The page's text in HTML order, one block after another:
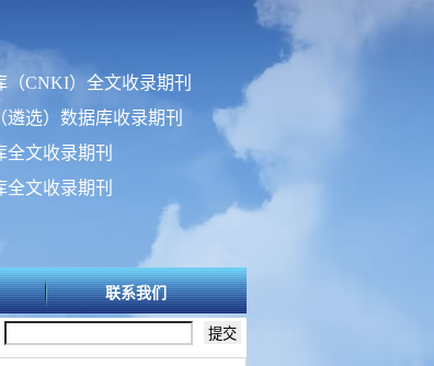
（CNKI）全文收录期刊
遴选）数据库收录期刊
全文收录期刊
全文收录期刊
联系我们